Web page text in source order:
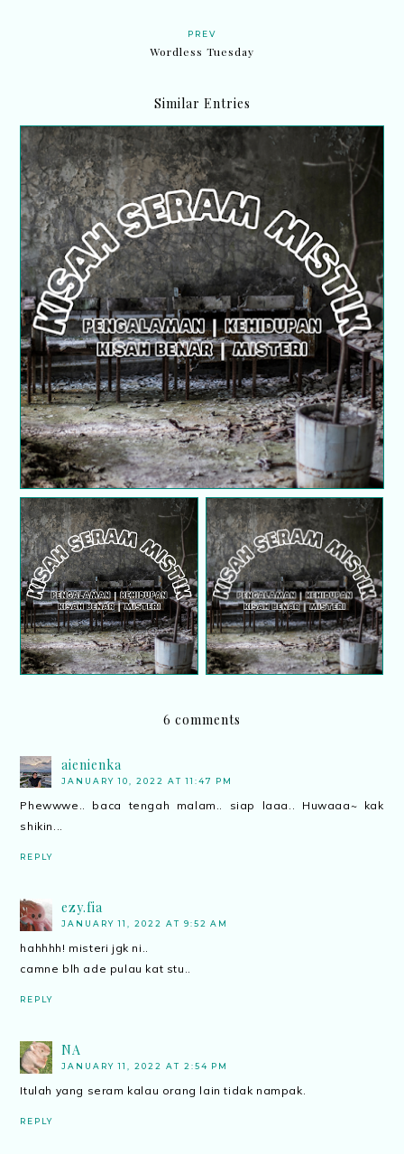
PREV
Wordless Tuesday
Similar Entries
Kisah seram mistik | Realiti atau ilusi..?
Kisah seram mistik |
Aikkk... Memalam ada
majlis!!?
Kisah seram mistik |
Betul ke apa yang aku
nampak!!?
6 comments
aienienka
JANUARY 10, 2022 AT 11:47 PM
Phewwwe.. baca tengah malam.. siap laaa.. Huwaaa~ kak
shikin...
REPLY
ezy.fia
JANUARY 11, 2022 AT 9:52 AM
hahhhh! misteri jgk ni..
camne blh ade pulau kat stu..
REPLY
NA
JANUARY 11, 2022 AT 2:54 PM
Itulah yang seram kalau orang lain tidak nampak.
REPLY